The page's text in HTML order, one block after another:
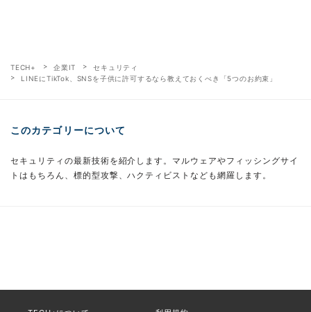
TECH+ 企業IT
セキュリティ
LINEにTikTok、SNSを子供に許可するなら教えておくべき「5つのお約束」
このカテゴリーについて
セキュリティの最新技術を紹介します。マルウェアやフィッシングサイ
トはもちろん、標的型攻撃、ハクティビストなども網羅します。